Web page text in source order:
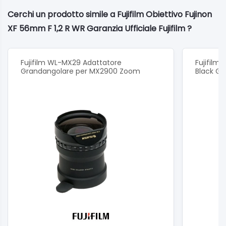
Cerchi un prodotto simile a Fujifilm Obiettivo Fujinon
XF 56mm F 1,2 R WR Garanzia Ufficiale Fujifilm ?
Fujifilm WL-MX29 Adattatore
Grandangolare per MX2900 Zoom
Fujifilm
Black